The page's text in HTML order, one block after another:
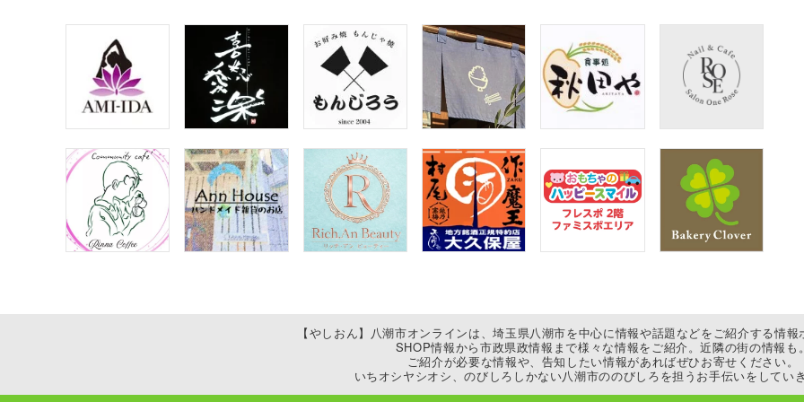
【やしおん】八潮市オンラインは、埼玉県八潮市を中心に情報や話題などをご紹介する情報
SHOP情報から市政県政情報まで様々な情報をご紹介。近隣の街の情報も。
ご紹介が必要な情報や、告知したい情報があればぜひお寄せください。
いちオシヤシオシ、のびしろしかない八潮市ののびしろを担うお手伝いをしてい